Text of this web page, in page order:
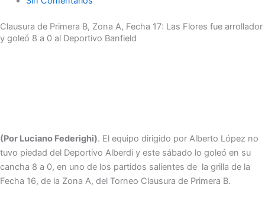
Clausura de Primera B, Zona A, Fecha 17: Las Flores fue arrollador
y goleó 8 a 0 al Deportivo Banfield
(Por Luciano Federighi). El equipo dirigido por Alberto López no
tuvo piedad del Deportivo Alberdi y este sábado lo goleó en su
cancha 8 a 0, en uno de los partidos salientes de la grilla de la
Fecha 16, de la Zona A, del Torneo Clausura de Primera B.